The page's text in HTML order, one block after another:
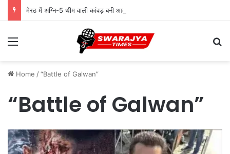
मेरठ में अग्नि-5 थीम वाली कांवड़ बनी आकर्षण, सेना के शौर्य को किया समर्पित
Menu
Home /“Battle of Galwan”
“Battle of Galwan”